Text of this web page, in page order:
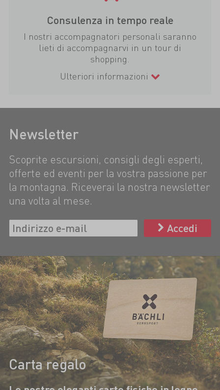
Consulenza in tempo reale
I nostri accompagnatori personali saranno
lieti di accompagnarvi in un tour di
shopping.
Ulteriori informazioni
Newsletter
Scoprite escursioni, consigli degli esperti,
offerte ed eventi per la vostra passione per
la montagna. Riceverai la nostra newsletter
una volta al mese.
Accedi
Carta regalo